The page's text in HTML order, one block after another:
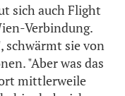
sich auch Flight
Verbindung.
schwärmt sie von
"Aber was das
mittlerweile